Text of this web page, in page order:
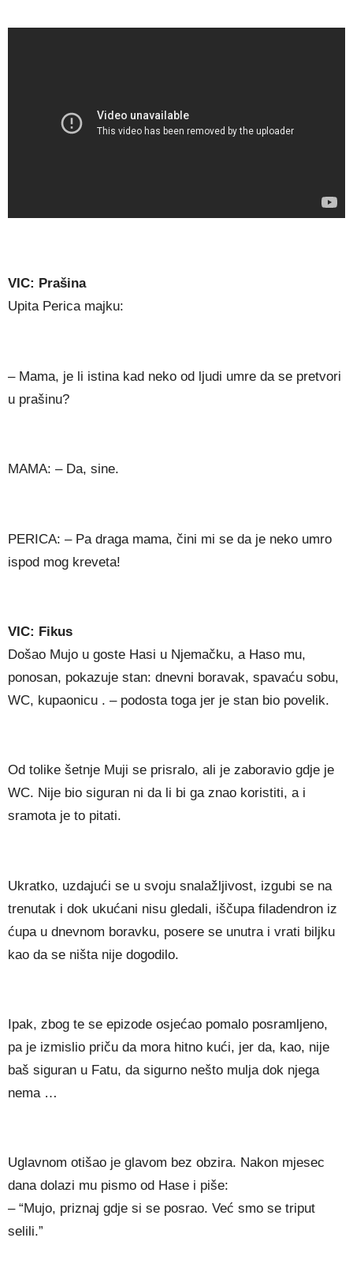
VIC: Prašina
Upita Perica majku:
– Mama, je li istina kad neko od ljudi umre da se pretvori
u prašinu?
MAMA: – Da, sine.
PERICA: – Pa draga mama, čini mi se da je neko umro
ispod mog kreveta!
VIC: Fikus
Došao Mujo u goste Hasi u Njemačku, a Haso mu,
ponosan, pokazuje stan: dnevni boravak, spavaću sobu,
WC, kupaonicu . – podosta toga jer je stan bio povelik.
Od tolike šetnje Muji se prisralo, ali je zaboravio gdje je
WC. Nije bio siguran ni da li bi ga znao koristiti, a i
sramota je to pitati.
Ukratko, uzdajući se u svoju snalažljivost, izgubi se na
trenutak i dok ukućani nisu gledali, iščupa filadendron iz
ćupa u dnevnom boravku, posere se unutra i vrati biljku
kao da se ništa nije dogodilo.
Ipak, zbog te se epizode osjećao pomalo posramljeno,
pa je izmislio priču da mora hitno kući, jer da, kao, nije
baš siguran u Fatu, da sigurno nešto mulja dok njega
nema …
Uglavnom otišao je glavom bez obzira. Nakon mjesec
dana dolazi mu pismo od Hase i piše:
– “Mujo, priznaj gdje si se posrao. Već smo se triput
selili.”